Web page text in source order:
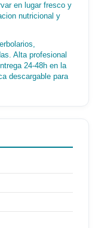
en lugar fresco y
nutricional y
Alta profesional
24-48h en la
descargable para